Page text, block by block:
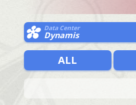
Data Center
Dynamis
ALL